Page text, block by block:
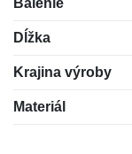
Balenie
Dĺžka
Krajina výroby
Materiál